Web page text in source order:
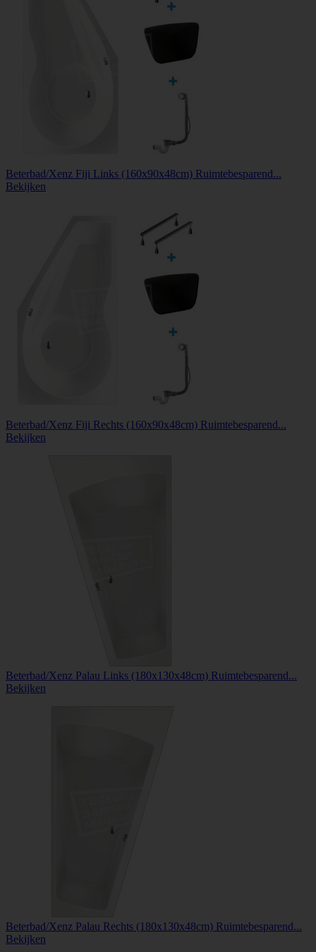
Beterbad/Xenz Fiji Links (160x90x48cm) Ruimtebesparend...
Bekijken
Beterbad/Xenz Fiji Rechts (160x90x48cm) Ruimtebesparend...
Bekijken
Beterbad/Xenz Palau Links (180x130x48cm) Ruimtebesparend...
Bekijken
Beterbad/Xenz Palau Rechts (180x130x48cm) Ruimtebesparend...
Bekijken